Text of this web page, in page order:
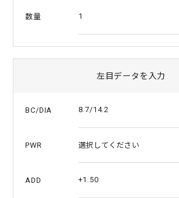
数量 1
左目データを入力
BC/DIA 8.7/14.2
PWR
ADD +1.50